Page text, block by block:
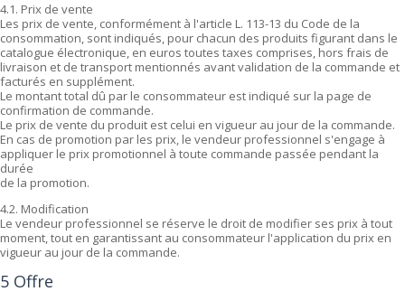
4.1. Prix de vente
Les prix de vente, conformément à l'article L. 113-13 du Code de la
consommation, sont indiqués, pour chacun des produits figurant dans le
catalogue électronique, en euros toutes taxes comprises, hors frais de
livraison et de transport mentionnés avant validation de la commande et
facturés en supplément.
Le montant total dû par le consommateur est indiqué sur la page de
confirmation de commande.
Le prix de vente du produit est celui en vigueur au jour de la commande.
En cas de promotion par les prix, le vendeur professionnel s'engage à
appliquer le prix promotionnel à toute commande passée pendant la
durée
de la promotion.
4.2. Modification
Le vendeur professionnel se réserve le droit de modifier ses prix à tout
moment, tout en garantissant au consommateur l'application du prix en
vigueur au jour de la commande.
5 Offre